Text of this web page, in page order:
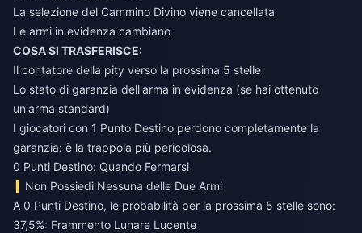
La selezione del Cammino Divino viene cancellata
Le armi in evidenza cambiano
COSA SI TRASFERISCE:
Il contatore della pity verso la prossima 5 stelle
Lo stato di garanzia dell'arma in evidenza (se hai ottenuto
un'arma standard)
I giocatori con 1 Punto Destino perdono completamente la
garanzia: è la trappola più pericolosa.
0 Punti Destino: Quando Fermarsi
Non Possiedi Nessuna delle Due Armi
A 0 Punti Destino, le probabilità per la prossima 5 stelle sono:
37,5%: Frammento Lunare Lucente